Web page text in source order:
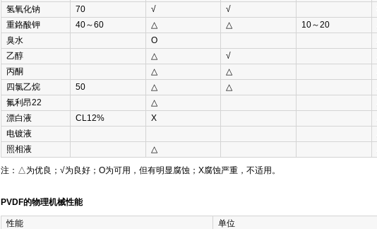
氢氧化钠
70 √ √
重鉻酸钾
40～60 △ △ 10～20
臭水
Ο
乙醇
△ √
丙酮
△ △
四氯乙烷
50 △ △
氟利昂22
△
漂白液
CL12% Χ
电镀液
照相液
△
注：△为优良；√为良好；Ο为可用，但有明显腐蚀；Χ腐蚀严重，不适用。
PVDF的物理机械性能
性能 单位